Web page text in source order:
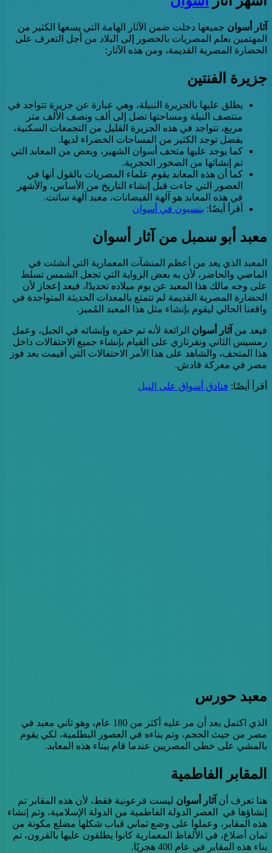
آثار أسوان جميعها دخلت ضمن الآثار الهامة التي يسعها الكثير من
المهتمين بعلم المصريات بالحضور إلى البلاد من أجل التعرف على
الحضارة المصرية القديمة، ومن هذه الآثار:
جزيرة الفنتين
يطلق عليها بالجزيرة النبيلة، وهي عبارة عن جزيرة تتواجد في
منتصف النيلة ومساحتها تصل إلى ألف ونصف الألف متر
مربع، تتواجد في هذه الجزيرة القليل من التجمعات السكنية،
بفضل توجد الكثير من المساحات الخضراء لديها.
كما يوجد عليها متحف أسوان الشهير، وبعض من المعابد التي
تم إنشائها من الصخور الحجرية.
كما أن هذه المعابد يقوم علماء المصريات بالقول أنها في
العصور التي جاءت قبل إنشاء التاريخ من الأساس، والأشهر
في هذه المعابد هو آلهة الفيضانات، معبد آلهة ساتت.
أقرأ أيضًا: بنسيون في أسوان
معبد أبو سمبل من آثار أسوان
المعبد الذي يعد من أعظم المنشآت المعمارية التي أنشئت في
الماضي والحاضر، لأن به بعض الزواية التي تجعل الشمس تسلط
على وجه مالك هذا المعبد عن يوم ميلاده تحديدًا، فيعد إعجاز لأن
الحضارة المصرية القديمة لم تتمتع بالمعدات الحديثة المتواجدة في
واقعنا الحالي ليقوم بإنشاء مثل هذا المعبد المُميز.
فيعد من آثار أسوان الرائعة لأنه تم حفره وإنشائه في الجبل، وعمل
رمسيس الثاني ونفرتاري على القيام بإنشاء جميع الاحتفالات داخل
هذا المتحف، والشاهد على هذا الأمر الاحتفالات التي أقيمت بعد فوز
مصر في معركة قادش.
أقرأ أيضًا: فنادق أسواق على النيل
معبد حورس
الذي اكتمل بعد أن مر عليه أكثر من 180 عام، وهو ثاني معبد في
مصر من حيث الحجم، وتم بناءه في العصور البطلمية، لكي يقوم
بالمشي على خطى المصريين عندما قام ببناء هذه المعابد.
المقابر الفاطمية
هنا تعرف أن آثار أسوان ليست فرعونية فقط، لأن هذه المقابر تم
إنشاؤها في العصر الدولة الفاطمية من الدولة الإسلامية، وتم إنشاء
هذه المقابر، وعملوا على وضع ثماني قباب شكلها مضلع مكونة من
ثمان أضلاع، في الألفاظ المعمارية كانوا يطلقون عليها بالقرون، تم
بناء هذه المقابر في عام 400 هجريًا.